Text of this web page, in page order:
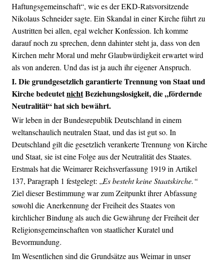
Haftungsgemeinschaft“, wie es der EKD-Ratsvorsitzende
Nikolaus Schneider sagte. Ein Skandal in einer Kirche führt zu
Austritten bei allen, egal welcher Konfession. Ich komme
darauf noch zu sprechen, denn dahinter steht ja, dass von den
Kirchen mehr Moral und mehr Glaubwürdigkeit erwartet wird
als von anderen. Und das ist ja auch ihr eigener Anspruch.
I. Die grundgesetzlich garantierte Trennung von Staat und
Kirche bedeutetnichtBeziehungslosigkeit, die „fördernde
Neutralität“ hat sich bewährt.
Wir leben in der Bundesrepublik Deutschland in einem
weltanschaulich neutralen Staat, und das ist gut so. In
Deutschland gilt die gesetzlich verankerte Trennung von Kirche
und Staat, sie ist eine Folge aus der Neutralität des Staates.
Erstmals hat die Weimarer Reichsverfassung 1919 in Artikel
137, Paragraph 1 festgelegt: „Es besteht keine Staatskirche.“
Ziel dieser Bestimmung war zum Zeitpunkt ihrer Abfassung
sowohl die Anerkennung der Freiheit des Staates von
kirchlicher Bindung als auch die Gewährung der Freiheit der
Religionsgemeinschaften von staatlicher Kuratel und
Bevormundung.
Im Wesentlichen sind die Grundsätze aus Weimar in unser